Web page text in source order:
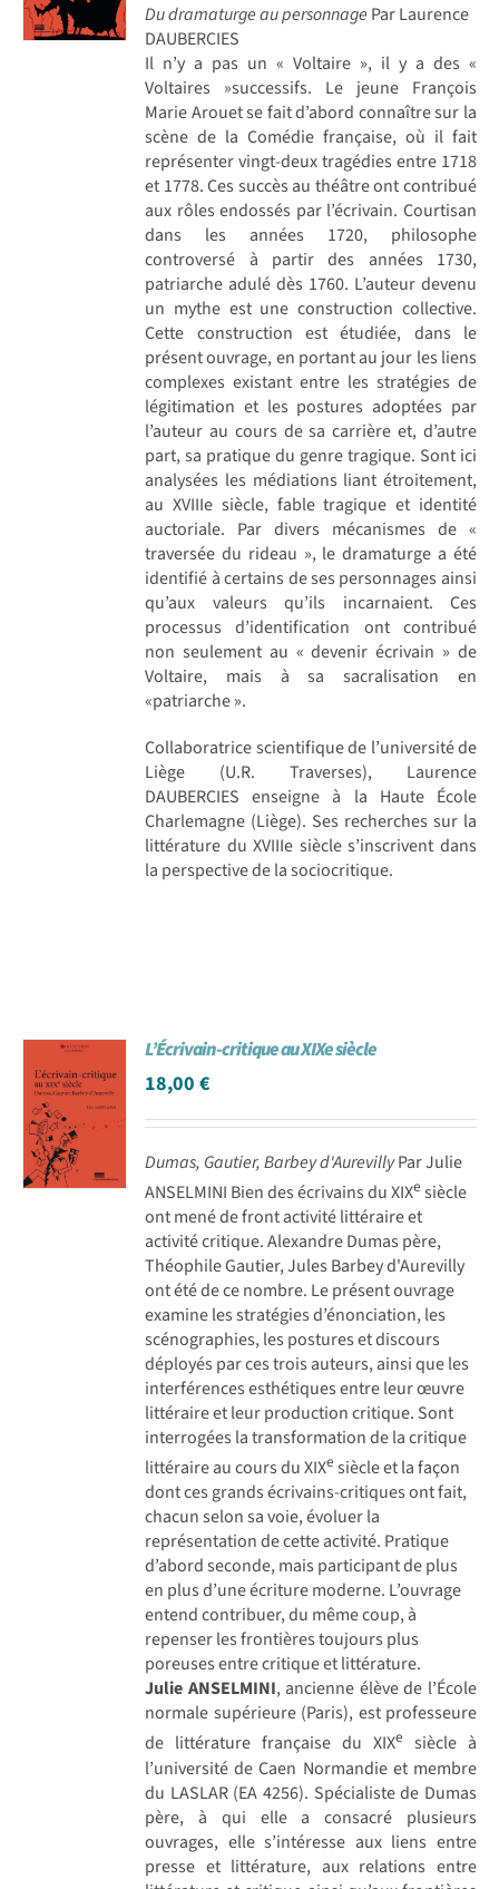
Du dramaturge au personnage Par Laurence
DAUBERCIES
Il n’y a pas un « Voltaire », il y a des «
Voltaires »successifs. Le jeune François
Marie Arouet se fait d’abord connaître sur la
scène de la Comédie française, où il fait
représenter vingt-deux tragédies entre 1718
et 1778. Ces succès au théâtre ont contribué
aux rôles endossés par l’écrivain. Courtisan
dans les années 1720, philosophe
controversé à partir des années 1730,
patriarche adulé dès 1760. L’auteur devenu
un mythe est une construction collective.
Cette construction est étudiée, dans le
présent ouvrage, en portant au jour les liens
complexes existant entre les stratégies de
légitimation et les postures adoptées par
l’auteur au cours de sa carrière et, d’autre
part, sa pratique du genre tragique. Sont ici
analysées les médiations liant étroitement,
au XVIIIe siècle, fable tragique et identité
auctoriale. Par divers mécanismes de «
traversée du rideau », le dramaturge a été
identifié à certains de ses personnages ainsi
qu’aux valeurs qu’ils incarnaient. Ces
processus d’identification ont contribué
non seulement au « devenir écrivain » de
Voltaire, mais à sa sacralisation en
«patriarche ».
Collaboratrice scientifique de l’université de
Liège (U.R. Traverses), Laurence
DAUBERCIES enseigne à la Haute École
Charlemagne (Liège). Ses recherches sur la
littérature du XVIIIe siècle s’inscrivent dans
la perspective de la sociocritique.
L’Écrivain-critique au XIXe siècle
18,00€
Dumas, Gautier, Barbey d'AurevillyPar Julie
ANSELMINI Bien des écrivains du XIXe siècle
ont mené de front activité littéraire et
activité critique. Alexandre Dumas père,
Théophile Gautier, Jules Barbey d'Aurevilly
ont été de ce nombre. Le présent ouvrage
examine les stratégies d’énonciation, les
scénographies, les postures et discours
déployés par ces trois auteurs, ainsi que les
interférences esthétiques entre leur œuvre
littéraire et leur production critique. Sont
interrogées la transformation de la critique
littéraire au cours du XIXe siècle et la façon
dont ces grands écrivains-critiques ont fait,
chacun selon sa voie, évoluer la
représentation de cette activité. Pratique
d’abord seconde, mais participant de plus
en plus d’une écriture moderne. L’ouvrage
entend contribuer, du même coup, à
repenser les frontières toujours plus
poreuses entre critique et littérature.
Julie ANSELMINI, ancienne élève de l’École
normale supérieure (Paris), est professeure
de littérature française du XIXe siècle à
l’université de Caen Normandie et membre
du LASLAR (EA 4256). Spécialiste de Dumas
père, à qui elle a consacré plusieurs
ouvrages, elle s’intéresse aux liens entre
presse et littérature, aux relations entre